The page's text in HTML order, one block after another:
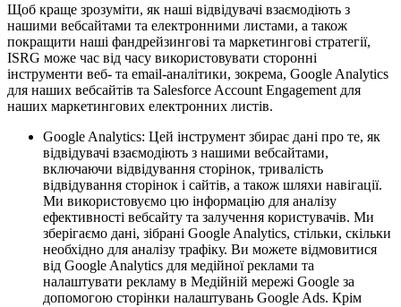
Щоб краще зрозуміти, як наші відвідувачі взаємодіють з
нашими вебсайтами та електронними листами, а також
покращити наші фандрейзингові та маркетингові стратегії,
ISRG може час від часу використовувати сторонні
інструменти веб- та email-аналітики, зокрема, Google Analytics
для наших вебсайтів та Salesforce Account Engagement для
наших маркетингових електронних листів.
Google Analytics: Цей інструмент збирає дані про те, як
відвідувачі взаємодіють з нашими вебсайтами,
включаючи відвідування сторінок, тривалість
відвідування сторінок і сайтів, а також шляхи навігації.
Ми використовуємо цю інформацію для аналізу
ефективності вебсайту та залучення користувачів. Ми
зберігаємо дані, зібрані Google Analytics, стільки, скільки
необхідно для аналізу трафіку. Ви можете відмовитися
від Google Analytics для медійної реклами та
налаштувати рекламу в Медійній мережі Google за
допомогою сторінки налаштувань Google Ads. Крім